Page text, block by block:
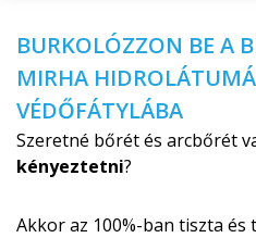
BURKOLÓZZON BE A
MIRHA
VÉDŐFÁTYLÁBA
Szeretné bőrét és arcbőrét
kényeztetni?
Akkor az 100%-ban tiszta és